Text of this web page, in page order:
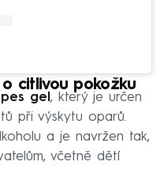
citlivou pokožku
gel , který je určen
při výskytu oparů.
a je navržen tak,
včetně dětí